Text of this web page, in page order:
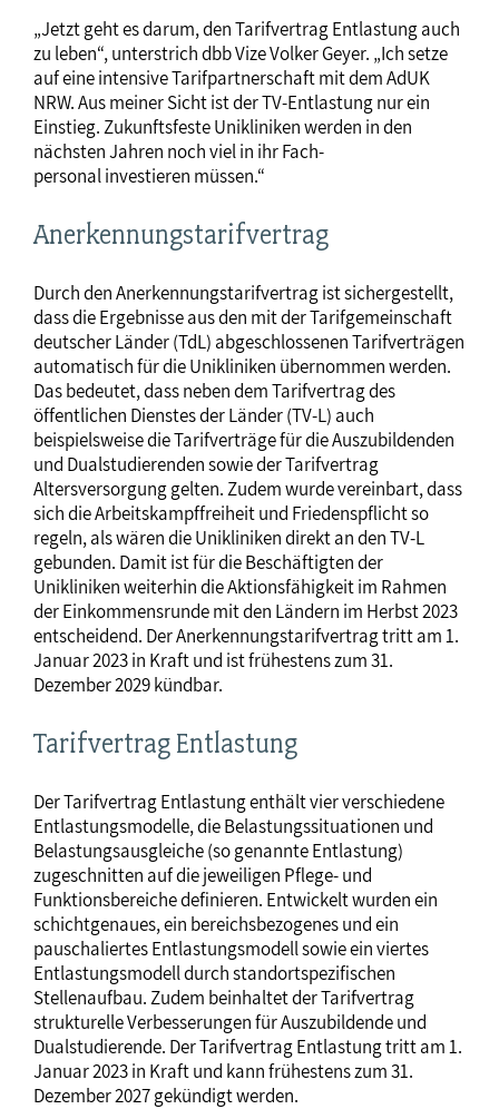
„Jetzt geht es darum, den Tarifvertrag Entlastung auch
zu leben“, unterstrich dbb Vize Volker Geyer. „Ich setze
auf eine intensive Tarifpartnerschaft mit dem AdUK
NRW. Aus meiner Sicht ist der TV-Entlastung nur ein
Einstieg. Zukunftsfeste Unikliniken werden in den
nächsten Jahren noch viel in ihr Fach-
personal investieren müssen.“
Anerkennungstarifvertrag
Durch den Anerkennungstarifvertrag ist sichergestellt,
dass die Ergebnisse aus den mit der Tarifgemeinschaft
deutscher Länder (TdL) abgeschlossenen Tarifverträgen
automatisch für die Unikliniken übernommen werden.
Das bedeutet, dass neben dem Tarifvertrag des
öffentlichen Dienstes der Länder (TV-L) auch
beispielsweise die Tarifverträge für die Auszubildenden
und Dualstudierenden sowie der Tarifvertrag
Altersversorgung gelten. Zudem wurde vereinbart, dass
sich die Arbeitskampffreiheit und Friedenspflicht so
regeln, als wären die Unikliniken direkt an den TV-L
gebunden. Damit ist für die Beschäftigten der
Unikliniken weiterhin die Aktionsfähigkeit im Rahmen
der Einkommensrunde mit den Ländern im Herbst 2023
entscheidend. Der Anerkennungstarifvertrag tritt am 1.
Januar 2023 in Kraft und ist frühestens zum 31.
Dezember 2029 kündbar.
Tarifvertrag Entlastung
Der Tarifvertrag Entlastung enthält vier verschiedene
Entlastungsmodelle, die Belastungssituationen und
Belastungsausgleiche (so genannte Entlastung)
zugeschnitten auf die jeweiligen Pflege- und
Funktionsbereiche definieren. Entwickelt wurden ein
schichtgenaues, ein bereichsbezogenes und ein
pauschaliertes Entlastungsmodell sowie ein viertes
Entlastungsmodell durch standortspezifischen
Stellenaufbau. Zudem beinhaltet der Tarifvertrag
strukturelle Verbesserungen für Auszubildende und
Dualstudierende. Der Tarifvertrag Entlastung tritt am 1.
Januar 2023 in Kraft und kann frühestens zum 31.
Dezember 2027 gekündigt werden.